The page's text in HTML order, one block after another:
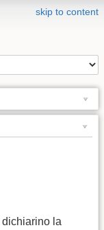
skip to content
dichiarino la